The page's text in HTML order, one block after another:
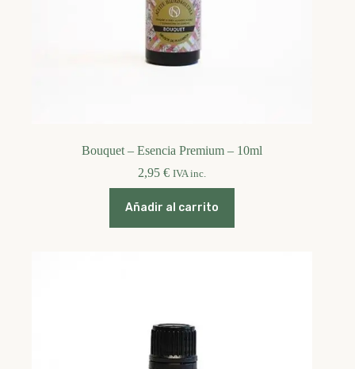
Bouquet – Esencia Premium – 10ml
2,95€ IVA inc.
Añadir al carrito